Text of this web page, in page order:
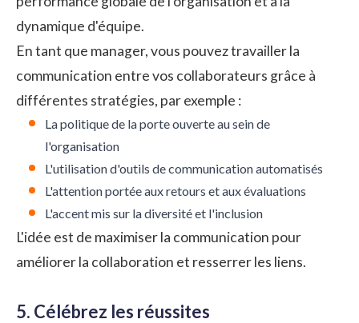
dynamique d'équipe.
En tant que manager, vous pouvez travailler la
communication entre vos collaborateurs grâce à
différentes stratégies, par exemple :
La politique de la porte ouverte au sein de
l'organisation
L'utilisation d'outils de communication automatisés
L'attention portée aux retours et aux évaluations
L'accent mis sur la diversité et l'inclusion
L'idée est de maximiser la communication pour
améliorer la collaboration et resserrer les liens.
5. Célébrez les réussites